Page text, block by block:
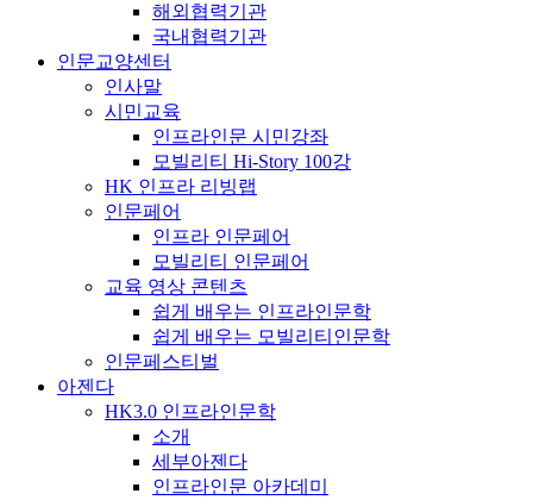
해외협력기관
국내협력기관
인문교양센터
인사말
시민교육
인프라인문 시민강좌
모빌리티 Hi-Story 100강
HK 인프라 리빙랩
인문페어
인프라 인문페어
모빌리티 인문페어
교육 영상 콘텐츠
쉽게 배우는 인프라인문학
쉽게 배우는 모빌리티인문학
인문페스티벌
아젠다
HK3.0 인프라인문학
소개
세부아젠다
인프라인문 아카데미